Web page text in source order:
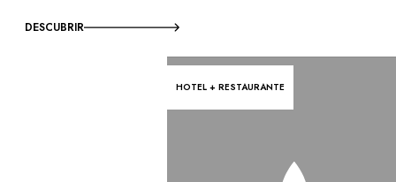
DESCUBRIR
HOTEL + RESTAURANTE